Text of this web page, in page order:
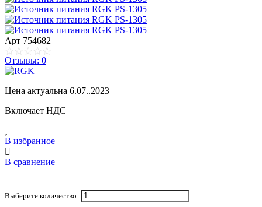
Арт 754682
Отзывы: 0
Цена актуальна 6.07..2023
Включает НДС
В избранное
В сравнение
Выберите количество: